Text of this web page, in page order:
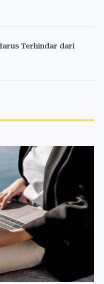
Terhindar dari